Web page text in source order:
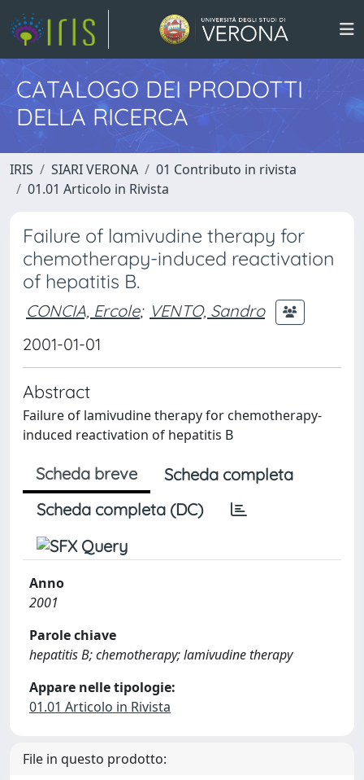
CATALOGO DEI PRODOTTI
DELLA RICERCA
IRIS SIARI VERONA
01 Contributo in rivista
01.01 Articolo in Rivista
Failure of lamivudine therapy for
chemotherapy-induced reactivation
of hepatitis B.
CONCIA, Ercole; VENTO, Sandro
2001-01-01
Abstract
Failure of lamivudine therapy for chemotherapy-
induced reactivation of hepatitis B
Scheda breve
Scheda completa
Scheda completa (DC)
Anno
2001
Parole chiave
hepatitis B; chemotherapy; lamivudine therapy
Appare nelle tipologie:
01.01 Articolo in Rivista
File in questo prodotto: